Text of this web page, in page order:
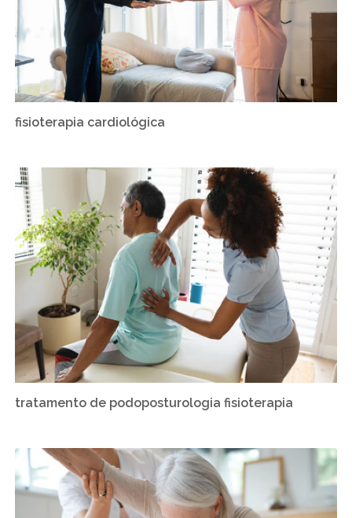
fisioterapia cardiológica
tratamento de podoposturologia fisioterapia